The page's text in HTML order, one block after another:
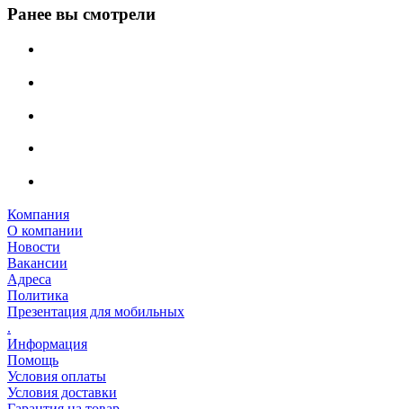
Ранее вы смотрели
Компания
О компании
Новости
Вакансии
Адреса
Политика
Презентация для мобильных
.
Информация
Помощь
Условия оплаты
Условия доставки